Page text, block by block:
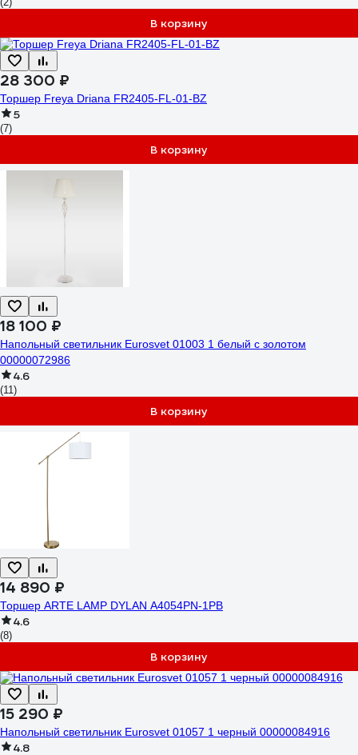
В корзину
28 300 ₽
Торшер Freya Driana FR2405-FL-01-BZ
5
(7)
В корзину
18 100 ₽
Напольный светильник Eurosvet 01003 1 белый с золотом
00000072986
4.6
(11)
В корзину
14 890 ₽
Торшер ARTE LAMP DYLAN A4054PN-1PB
4.6
(8)
В корзину
15 290 ₽
Напольный светильник Eurosvet 01057 1 черный 00000084916
4.8